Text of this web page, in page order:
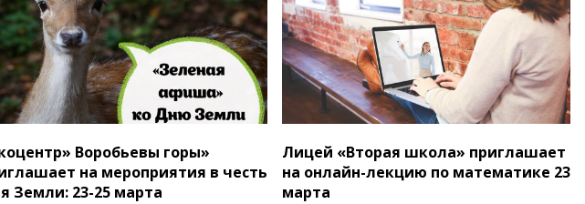
Воробьевы горы»
на мероприятия в честь
Земли: 23-25 марта
Лицей «Вторая школа» приглашает
на онлайн-лекцию по математике 23
марта